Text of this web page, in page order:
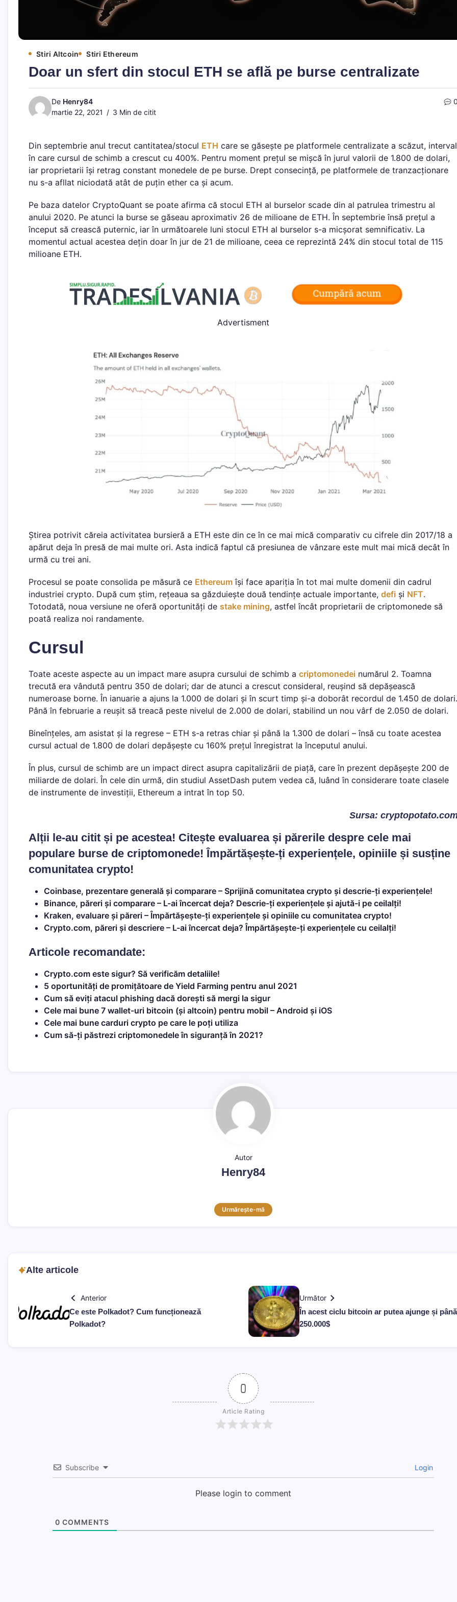
Stiri Altcoin Stiri Ethereum
Doar un sfert din stocul ETH se află pe burse centralizate
De Henry84
martie 22, 2021
3 Min de citit
Din septembrie anul trecut cantitatea/stocul ETH care se găsește pe platformele centralizate a scăzut, interval
în care cursul de schimb a crescut cu 400%. Pentru moment prețul se mișcă în jurul valorii de 1.800 de dolari,
iar proprietarii își retrag constant monedele de pe burse. Drept consecință, pe platformele de tranzacționare
nu s-a afllat niciodată atât de puțin ether ca și acum.
Pe baza datelor CryptoQuant se poate afirma că stocul ETH al burselor scade din al patrulea trimestru al
anului 2020. Pe atunci la burse se găseau aproximativ 26 de milioane de ETH. În septembrie însă prețul a
început să crească puternic, iar în următoarele luni stocul ETH al burselor s-a micșorat semnificativ. La
momentul actual acestea dețin doar în jur de 21 de milioane, ceea ce reprezintă 24% din stocul total de 115
milioane ETH.
Advertisment
Știrea potrivit căreia activitatea bursieră a ETH este din ce în ce mai mică comparativ cu cifrele din 2017/18 a
apărut deja în presă de mai multe ori. Asta indică faptul că presiunea de vânzare este mult mai mică decât în
urmă cu trei ani.
Procesul se poate consolida pe măsură ce Ethereum își face apariția în tot mai multe domenii din cadrul
industriei crypto. După cum știm, rețeaua sa găzduiește două tendințe actuale importante, defi și NFT.
Totodată, noua versiune ne oferă oportunități de stake mining, astfel încât proprietarii de criptomonede să
poată realiza noi randamente.
Cursul
Toate aceste aspecte au un impact mare asupra cursului de schimb a criptomonedei numărul 2. Toamna
trecută era vândută pentru 350 de dolari; dar de atunci a crescut consideral, reușind să depășească
numeroase borne. În ianuarie a ajuns la 1.000 de dolari și în scurt timp și-a doborât recordul de 1.450 de dolari.
Până în februarie a reușit să treacă peste nivelul de 2.000 de dolari, stabilind un nou vârf de 2.050 de dolari.
Bineînțeles, am asistat și la regrese – ETH s-a retras chiar și până la 1.300 de dolari – însă cu toate acestea
cursul actual de 1.800 de dolari depășește cu 160% prețul înregistrat la începutul anului.
În plus, cursul de schimb are un impact direct asupra capitalizării de piață, care în prezent depășește 200 de
miliarde de dolari. În cele din urmă, din studiul AssetDash putem vedea că, luând în considerare toate clasele
de instrumente de investiții, Ethereum a intrat în top 50.
Sursa:
Alții le-au citit și pe acestea! Citește evaluarea și părerile despre cele mai
populare burse de criptomonede! Împărtășește-ți experiențele, opiniile și susține
comunitatea crypto!
Coinbase, prezentare generală și comparare – Sprijină comunitatea crypto și descrie-ți experiențele!
Binance, păreri și comparare – L-ai încercat deja? Descrie-ți experiențele și ajută-i pe ceilalți!
Kraken, evaluare și păreri – Împărtășește-ți experiențele și opiniile cu comunitatea crypto!
Crypto.com, păreri și descriere – L-ai încercat deja? Împărtășește-ți experiențele cu ceilalți!
Articole recomandate:
Crypto.com este sigur? Să verificăm detaliile!
5 oportunități de promițătoare de Yield Farming pentru anul 2021
Cum să eviți atacul phishing dacă dorești să mergi la sigur
Cele mai bune 7 wallet-uri bitcoin (și altcoin) pentru mobil – Android și iOS
Cele mai bune carduri crypto pe care le poți utiliza
Cum să-ți păstrezi criptomonedele în siguranță în 2021?
Autor
Henry84
Urmărește-mă
Alte articole
Anterior
Ce este Polkadot? Cum funcționează
Polkadot?
Următor
În acest ciclu bitcoin ar putea ajunge și
250.000$
0
Article Rating
Subscribe Login
Please login to comment
0 COMMENTS